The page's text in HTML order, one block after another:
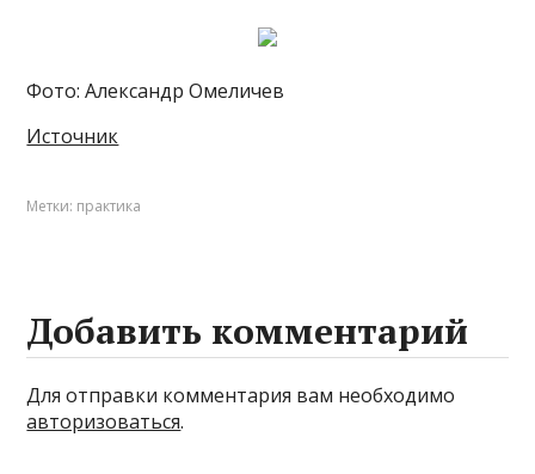
Фото: Александр Омеличев
Источник
Метки: практика
Добавить комментарий
Для отправки комментария вам необходимо
авторизоваться.